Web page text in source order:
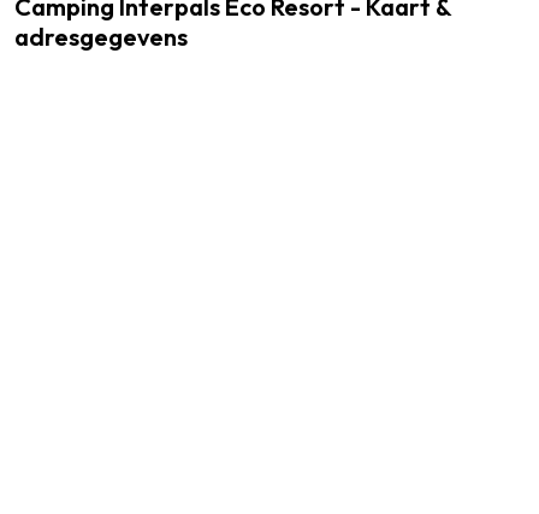
Camping Interpals Eco Resort - Kaart &
adresgegevens